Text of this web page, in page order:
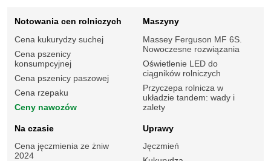
Notowania cen rolniczych
Cena kukurydzy suchej
Cena pszenicy
konsumpcyjnej
Cena pszenicy paszowej
Cena rzepaku
Ceny nawozów
Maszyny
Massey Ferguson MF 6S.
Nowoczesne rozwiązania
Oświetlenie LED do
ciągników rolniczych
Przyczepa rolnicza w
układzie tandem: wady i
zalety
Na czasie
Cena jęczmienia ze żniw
2024
Uprawy
Jęczmień